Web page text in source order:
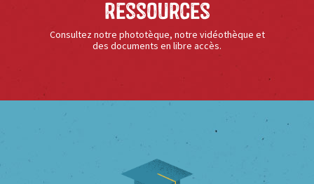
Ressources
Consultez notre phototèque, notre vidéothèque et
des documents en libre accès.